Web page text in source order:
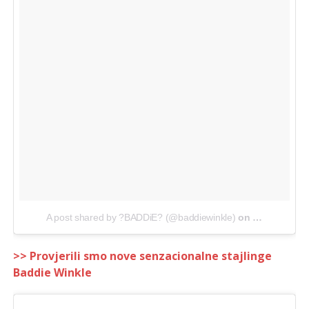
A post shared by ?BADDiE? (@baddiewinkle) on Jul 16,
>> Provjerili smo nove senzacionalne stajlinge
Baddie Winkle